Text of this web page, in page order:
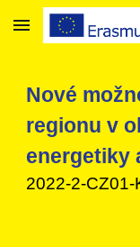
Skip to main
Nové
regionu v
energetiky
2022-2-